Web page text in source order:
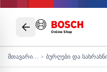
Online Shop
მთავარი... > ბურღები და